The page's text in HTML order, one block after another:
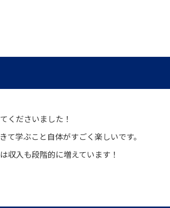
くださいました！
学ぶこと自体がすごく楽しいです。
収入も段階的に増えています！